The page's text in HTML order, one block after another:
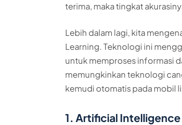
terima, maka tingkat
Lebih dalam lagi, kita
Learning. Teknologi ini
untuk memproses informasi
memungkinkan teknologi
kemudi otomatis pada mobil
1. Artificial Intelligence